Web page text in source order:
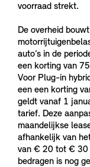
voorraad strekt.
De overheid
auto’s in de
een korting van
Voor Plug-in
een een korting
geldt vanaf 1
tarief. Deze
maandelijkse
afhankelijk van
van € 20 tot € 30
bedragen is nog